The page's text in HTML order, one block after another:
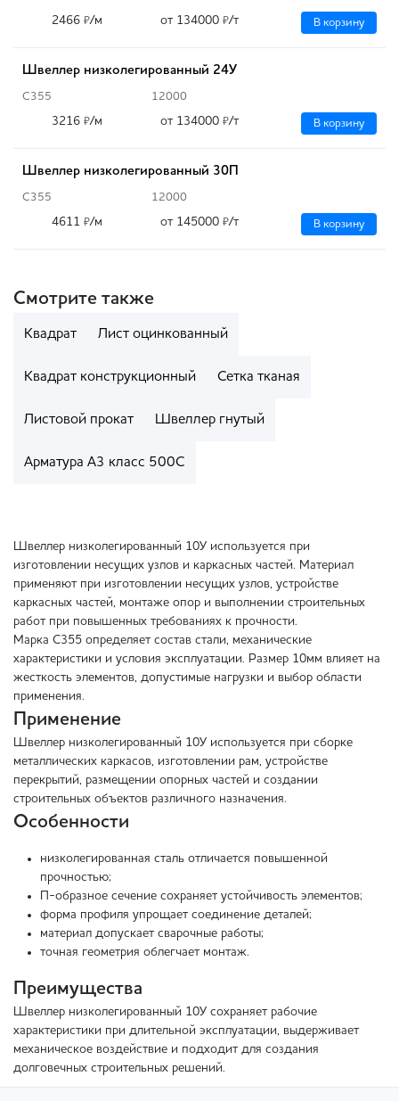
2466 ₽/м от 134000 ₽/т В корзину
Швеллер низколегированный 24У
С355 12000
3216 ₽/м от 134000 ₽/т В корзину
Швеллер низколегированный 30П
С355 12000
4611 ₽/м от 145000 ₽/т В корзину
Смотрите также
Квадрат Лист оцинкованный
Квадрат конструкционный Сетка тканая
Листовой прокат Швеллер гнутый
Арматура А3 класс 500С
Швеллер низколегированный 10У используется при
изготовлении несущих узлов и каркасных частей. Материал
применяют при изготовлении несущих узлов, устройстве
каркасных частей, монтаже опор и выполнении строительных
работ при повышенных требованиях к прочности.
Марка С355 определяет состав стали, механические
характеристики и условия эксплуатации. Размер 10мм влияет на
жесткость элементов, допустимые нагрузки и выбор области
применения.
Применение
Швеллер низколегированный 10У используется при сборке
металлических каркасов, изготовлении рам, устройстве
перекрытий, размещении опорных частей и создании
строительных объектов различного назначения.
Особенности
низколегированная сталь отличается повышенной
прочностью;
П-образное сечение сохраняет устойчивость элементов;
форма профиля упрощает соединение деталей;
материал допускает сварочные работы;
точная геометрия облегчает монтаж.
Преимущества
Швеллер низколегированный 10У сохраняет рабочие
характеристики при длительной эксплуатации, выдерживает
механическое воздействие и подходит для создания
долговечных строительных решений.